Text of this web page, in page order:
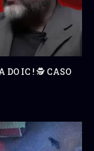
DO IC ! 🕵 CASO